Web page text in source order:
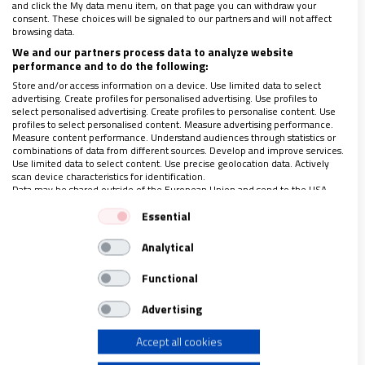
transporte distan bastante de las de mediados del
siglo pasado. Cuando la obra
vez en Nueva York en la galería Carstairs, en el año
1950, los operarios tuvieron que izarla por la
fachada para que pudiese entrar por una de las
ventanas a la sala donde se iba a exponer. El propio
Dalí dijo de ella que“era una obra más difícil de
trasladar que de pintar”.
El lienzo es uncompendio de la simbología
. Ahí está el pan, como elemento
fundamental de la Eucaristía y en la producción del
artista. “El pan ha sido siempre uno de los temas
fetichistas y obsesivos más antiguos de mi obra,
aquel al que he permanecido más fiel”, decía. Lo
and click the My data menu item, on that page you can withdraw your
consent. These choices will be signaled to our partners and will not affect
browsing data.
We and our partners process data to analyze website
performance and to do the following:
Store and/or access information on a device. Use limited data to select
advertising. Create profiles for personalised advertising. Use profiles to
select personalised advertising. Create profiles to personalise content. Use
profiles to select personalised content. Measure advertising performance.
Measure content performance. Understand audiences through statistics or
combinations of data from different sources. Develop and improve services.
Use limited data to select content. Use precise geolocation data. Actively
scan device characteristics for identification.
Data may be shared outside of the European Union and send to the USA.
Your consent and the cookie policy applies solely to this website/app.
View Partner List (1 IAB Vendors)
We use your data for the following purposes:
IAB processing purposes:
Use limited data to select advertising
Essential
Analytical
Functional
Advertising
Accept all cookies